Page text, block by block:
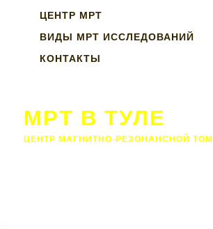
ЦЕНТР МРТ
ВИДЫ МРТ ИССЛЕДОВАНИЙ
КОНТАКТЫ
МРТ В ТУЛЕ
ЦЕНТР МАГНИТНО-РЕЗОНАНСНОЙ